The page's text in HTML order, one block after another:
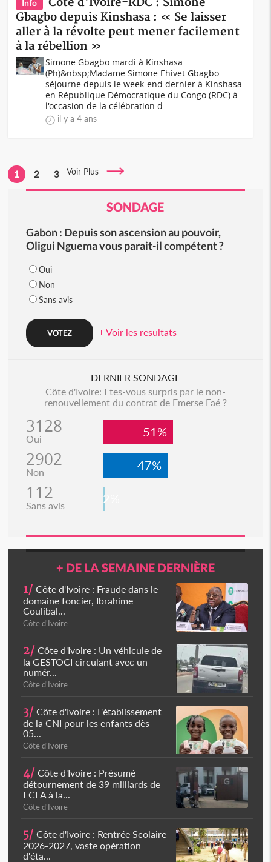
Info
Gbagbo depuis Kinshasa : « Se laisser
aller à la révolte peut mener facilement
à la rébellion »
Simone Gbagbo mardi à Kinshasa
(Ph)&nbsp;Madame Simone Ehivet Gbagbo
séjourne depuis le week-end dernier à Kinshasa
en République Démocratique du Congo (RDC) à
l'occasion de la célébration d...
il y a 4 ans
1 2 3 Voir Plus
SONDAGE
Gabon : Depuis son ascension au pouvoir,
Oligui Nguema vous parait-il compétent ?
Oui
Non
Sans avis
+ Voir les resultats
DERNIER SONDAGE
Côte d'Ivoire: Etes-vous surpris par le non-
renouvellement du contrat de Emerse Faé ?
3128
Oui 51%
2902
Non 47%
112
Sans avis 2%
+ DE LA SEMAINE DERNIÈRE
1/ Côte d'Ivoire : Fraude dans le
domaine foncier, Ibrahime
Coulibal...
Côte d'Ivoire
2/ Côte d'Ivoire : Un véhicule de
la GESTOCI circulant avec un
numér...
Côte d'Ivoire
3/ Côte d'Ivoire : L'établissement
de la CNI pour les enfants dès
05...
Côte d'Ivoire
4/ Côte d'Ivoire : Présumé
détournement de 39 milliards de
FCFA à la...
Côte d'Ivoire
5/ Côte d'Ivoire : Rentrée Scolaire
2026-2027, vaste opération
d'éta...